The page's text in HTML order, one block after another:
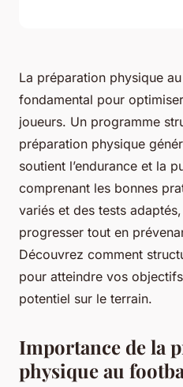
La préparation physique
fondamental pour
joueurs. Un programme
préparation physique
soutient l’endurance et la
comprenant les bonnes
variés et des tests
progresser tout en
Découvrez comment
pour atteindre vos
potentiel sur le terrain.
Importance de la
physique au